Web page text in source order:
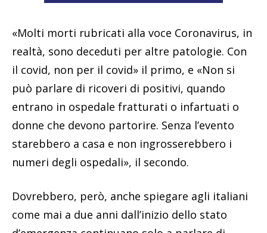
«Molti morti rubricati alla voce Coronavirus, in
realtà, sono deceduti per altre patologie. Con
il covid, non per il covid» il primo, e «Non si
può parlare di ricoveri di positivi, quando
entrano in ospedale fratturati o infartuati o
donne che devono partorire. Senza l’evento
starebbero a casa e non ingrosserebbero i
numeri degli ospedali», il secondo.
Dovrebbero, però, anche spiegare agli italiani
come mai a due anni dall’inizio dello stato